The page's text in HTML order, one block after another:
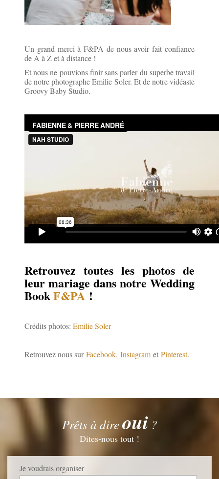
Un grand merci à F&PA de nous avoir fait confiance
de A à Z et à distance !
Et nous ne pouvions finir sans parler du superbe travail
de notre photographe Emilie Soler. Et de notre vidéaste
Groovy Baby Studio.
Retrouvez toutes les photos de
leur mariage dans notre Wedding
BookF&PA !
Crédits photos: Emilie Soler
Retrouvez nous surFacebook, Instagram et Pinterest.
Prêts à direoui?
Dites-nous tout !
Je voudrais organiser